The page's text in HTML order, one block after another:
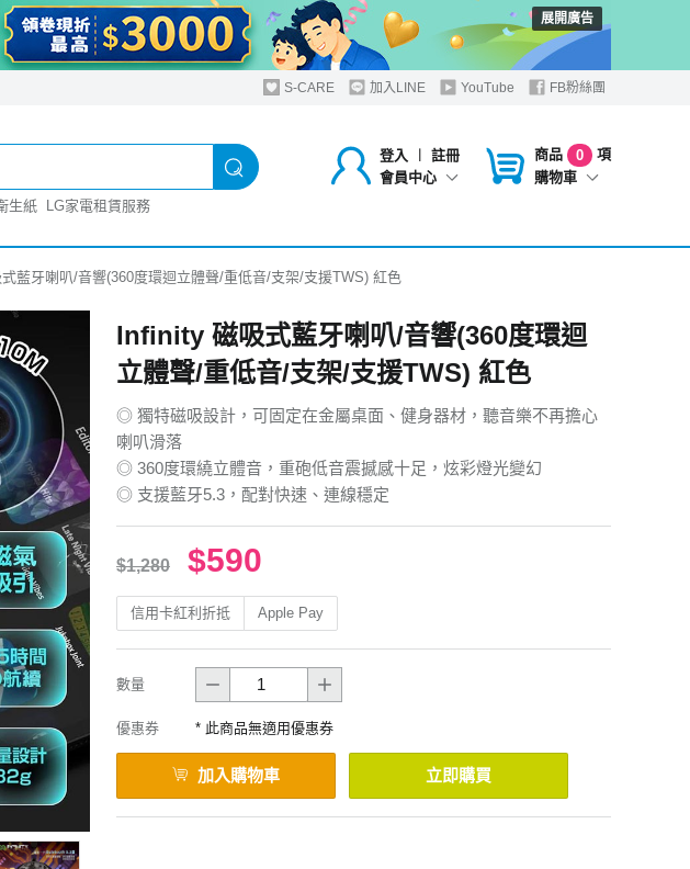
展開廣告
S-CARE 加入LINE YouTube FB粉絲團
登入 ︱
註冊
會員中心
商品 0
項
購物車
生紙 LG家電租賃服務
式藍牙喇叭/音響(360度環迴立體聲/重低音/支架/支援TWS) 紅色
Infinity 磁吸式藍牙喇叭/音響(360度環迴
立體聲/重低音/支架/支援TWS) 紅色
◎ 獨特磁吸設計，可固定在金屬桌面、健身器材，聽音樂不再擔心
喇叭滑落
◎ 360度環繞立體音，重砲低音震撼感十足，炫彩燈光變幻
◎ 支援藍牙5.3，配對快速、連線穩定
$1,280 $590
信用卡紅利折抵 Apple Pay
數量
優惠券 * 此商品無適用優惠券
加入購物車 立即購買